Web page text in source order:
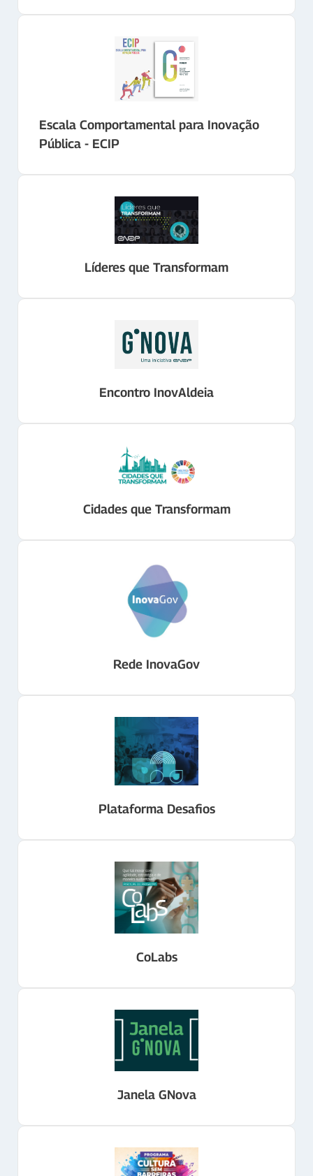
Escala Comportamental para Inovação
Pública - ECIP
Líderes que Transformam
Encontro InovAldeia
Cidades que Transformam
Rede InovaGov
Plataforma Desafios
CoLabs
Janela GNova